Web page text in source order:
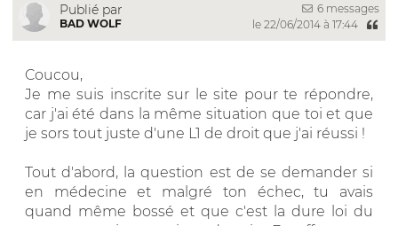
Publié par
BAD WOLF
6 messages
le 22/06/2014 à 17:44
Coucou,
Je me suis inscrite sur le site pour te répondre,
car j'ai été dans la même situation que toi et que
je sors tout juste d'une L1 de droit que j'ai réussi !
Tout d'abord, la question est de se demander si
en médecine et malgré ton échec, tu avais
quand même bossé et que c'est la dure loi du